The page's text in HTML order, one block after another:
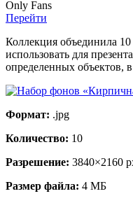
Only Fans
Перейти
Коллекция объединила
использовать для
определенных объектов,
Формат: .jpg
Количество: 10
Разрешение: 3840×2160
Размер файла: 4 МБ